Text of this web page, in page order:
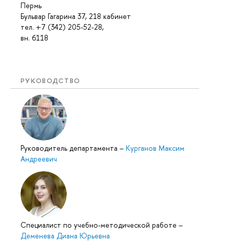
Пермь
Бульвар Гагарина 37, 218 кабинет
тел. +7 (342) 205-52-28,
вн. 6118
РУКОВОДСТВО
Руководитель департамента – Курганов Максим
Андреевич
Специалист по учебно-методической работе –
Деменева Диана Юрьевна